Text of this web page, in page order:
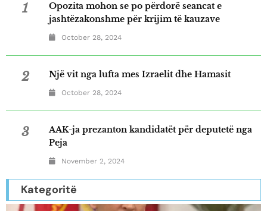
1
Opozita mohon se po përdorë seancat e
jashtëzakonshme për krijim të kauzave
October 28, 2024
2 Një vit nga lufta mes Izraelit dhe Hamasit
October 28, 2024
3
AAK-ja prezanton kandidatët për deputetë nga
Peja
November 2, 2024
Kategoritë